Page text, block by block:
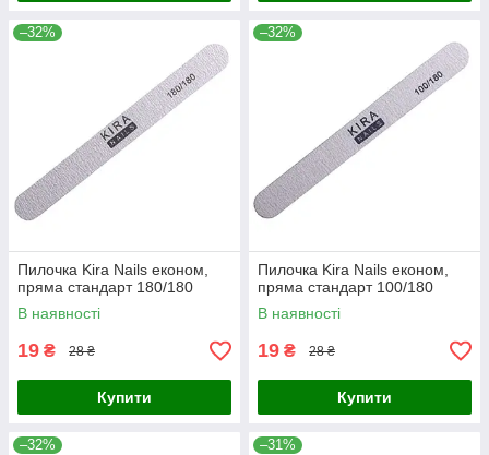
–32%
Пилочка Kira Nails економ,
пряма стандарт 180/180
В наявності
19 ₴ 28 ₴
Купити
–32%
Пилочка Kira Nails економ,
пряма стандарт 100/180
В наявності
19 ₴ 28 ₴
Купити
–32% –31%